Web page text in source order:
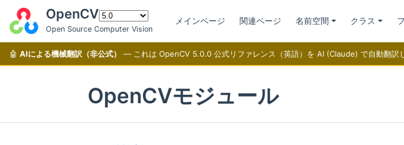
OpenCV
Open Source Computer Vision
メインページ 関連ページ 名前空間 クラス
🤖 AIによる機械翻訳（非公式） — これは OpenCV 5.0.0 公式リファレンス（英語）を AI (Claude) で自動翻訳
OpenCVモジュール